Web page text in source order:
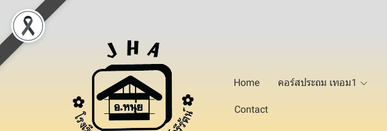
Home คอร์สประถม เทอม1
Contact